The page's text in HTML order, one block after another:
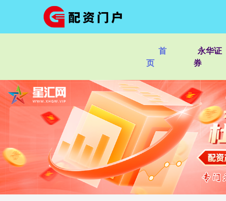
首
页
永华证
券